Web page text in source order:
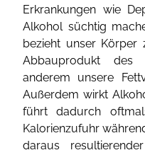
Erkrankungen wie
Alkohol süchtig
bezieht unser Körper
Abbauprodukt des
anderem unsere
Außerdem wirkt
führt dadurch
Kalorienzufuhr
daraus